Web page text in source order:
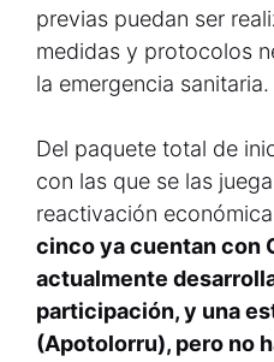
previas puedan ser
medidas y protocolos
la emergencia sanitaria.
Del paquete total de
con las que se las
reactivación
cinco ya cuentan con
actualmente
participación, y una
(Apotolorru), pero no